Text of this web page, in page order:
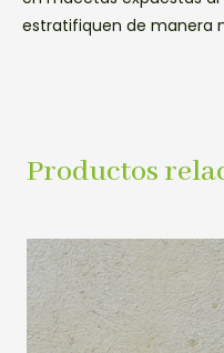
estratifiquen de manera
Productos